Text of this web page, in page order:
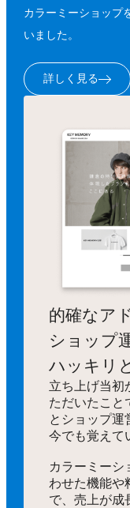
カラーミーショップ
いました。
詳しく見る
的確なア
ショップ
ハッキリ
立ち上げ当初
ただいたこと
とショップ運
今でも覚えて
カラーミーシ
わせた機能や
で、売上が成